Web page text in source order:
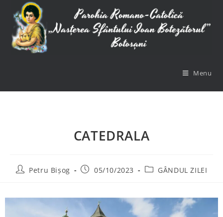
Menu
CATEDRALA
Petru Bișog 05/10/2023 GÂNDUL ZILEI